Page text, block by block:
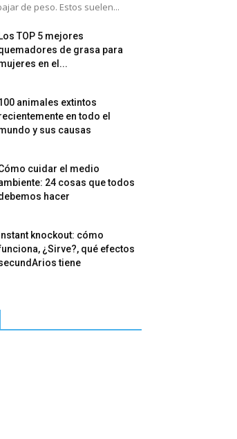
de peso. Estos suelen...
Los TOP 5 mejores
de grasa para
en el...
animales extintos
en todo el
y sus causas
cuidar el medio
24 cosas que todos
hacer
Instant knockout: cómo
¿Sirve?, qué efectos
tiene